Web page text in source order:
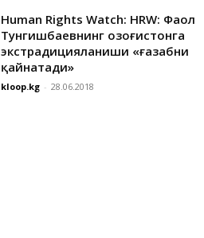
Human Rights Watch: HRW: Фаол
Тунгишбаевнинг Қозоғистонга
экстрадицияланиши «ғазабни
қайнатади»
kloop.kg - 28.06.2018